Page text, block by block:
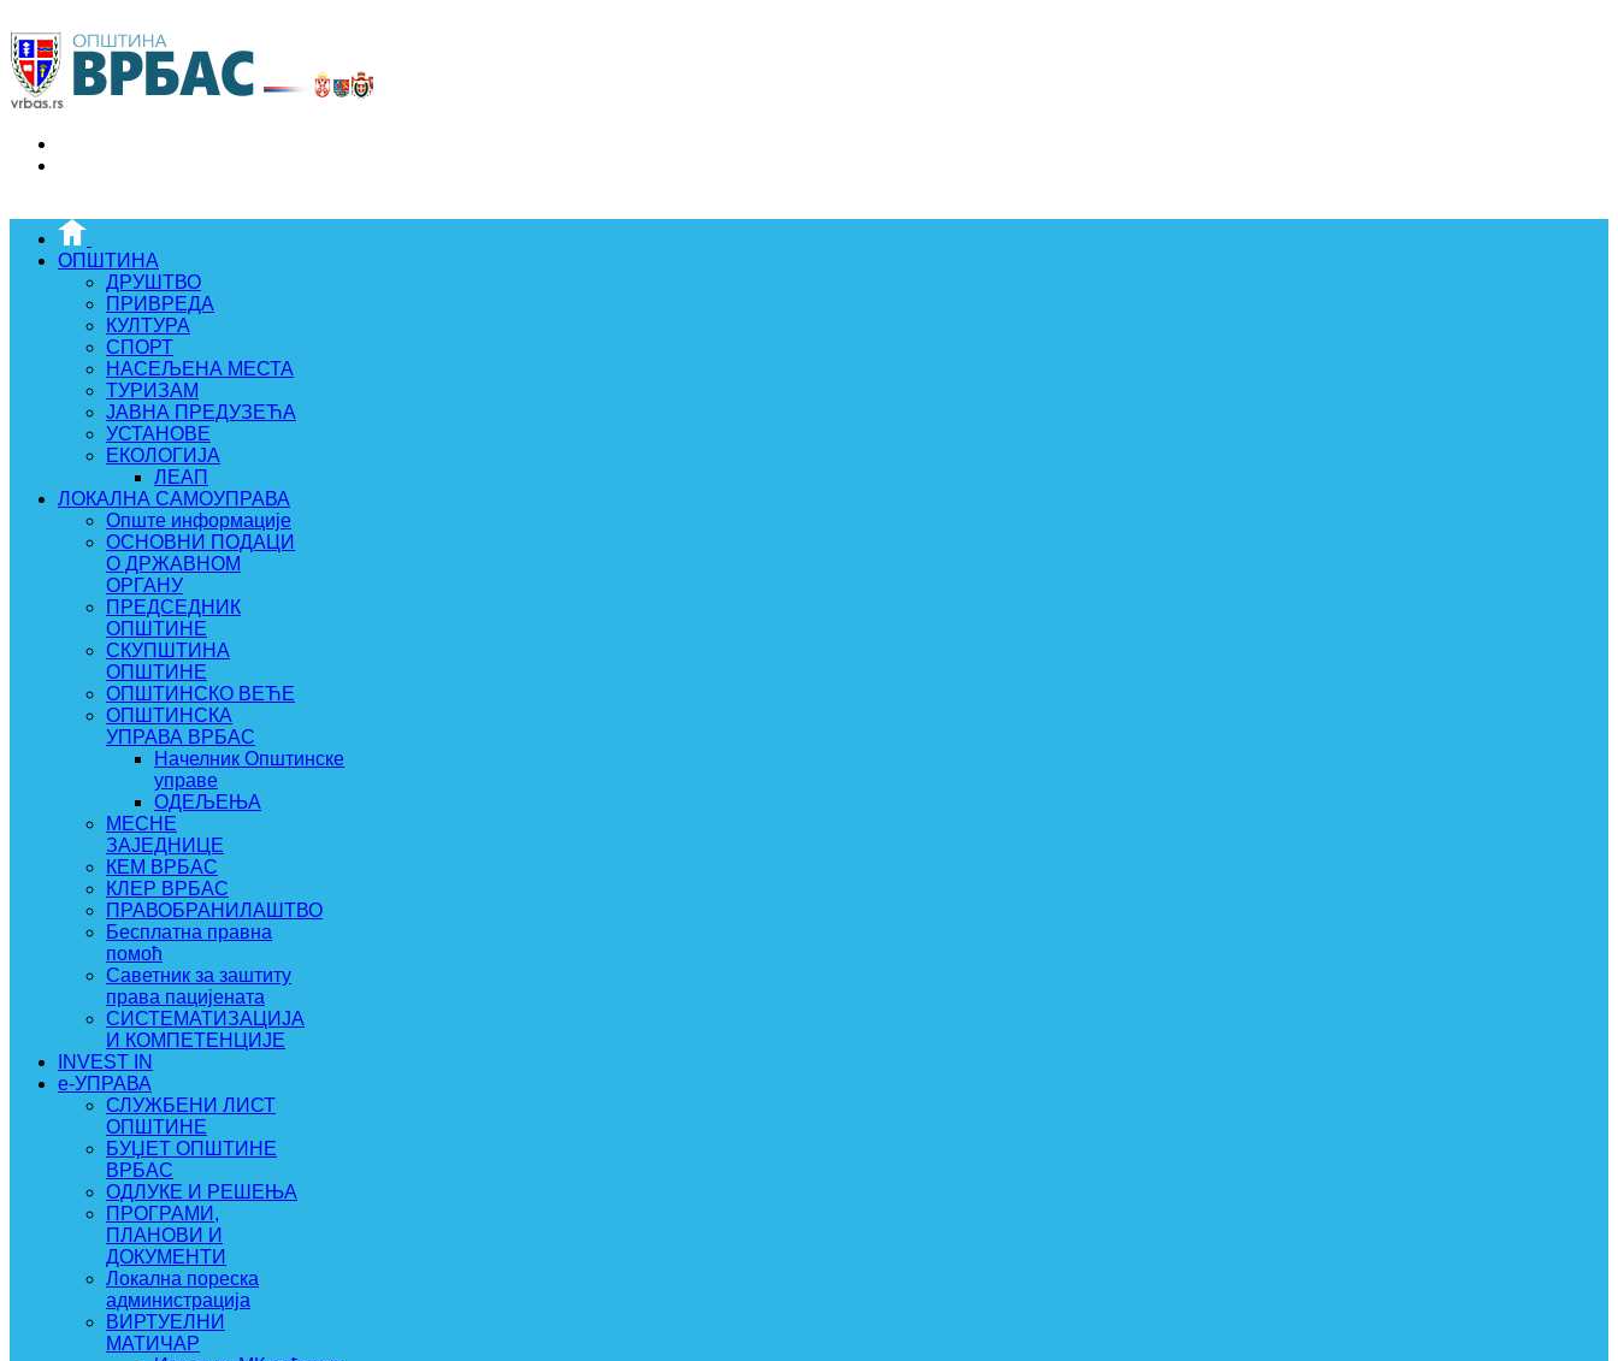
ОПШТИНА
ДРУШТВО
ПРИВРЕДА
КУЛТУРА
СПОРТ
НАСЕЉЕНА МЕСТА
ТУРИЗАМ
ЈАВНА ПРЕДУЗЕЋА
УСТАНОВЕ
ЕКОЛОГИЈА
ЛЕАП
ЛОКАЛНА САМОУПРАВА
Опште информације
ОСНОВНИ ПОДАЦИ
О ДРЖАВНОМ
ОРГАНУ
ПРЕДСЕДНИК
ОПШТИНЕ
СКУПШТИНА
ОПШТИНЕ
ОПШТИНСКО ВЕЋЕ
ОПШТИНСКА
УПРАВА ВРБАС
Начелник Општинске
управе
ОДЕЉЕЊА
МЕСНЕ
ЗАЈЕДНИЦЕ
КЕМ ВРБАС
КЛЕР ВРБАС
ПРАВОБРАНИЛАШТВО
Бесплатна правна
помоћ
Саветник за заштиту
права пацијената
СИСТЕМАТИЗАЦИЈА
И КОМПЕТЕНЦИЈЕ
INVEST IN
e-УПРАВА
СЛУЖБЕНИ ЛИСТ
ОПШТИНЕ
БУЏЕТ ОПШТИНЕ
ВРБАС
ОДЛУКЕ И РЕШЕЊА
ПРОГРАМИ,
ПЛАНОВИ И
ДОКУМЕНТИ
Локална пореска
администрација
ВИРТУЕЛНИ
МАТИЧАР